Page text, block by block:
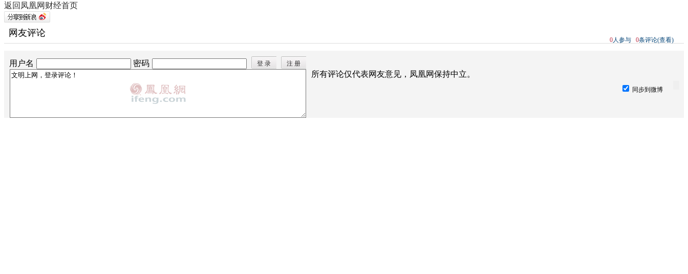
返回凤凰网财经首页
0人参与 0条评论(查看)
网友评论
用户名 密码 登 录 注 册
所有评论仅代表网友意见，凤凰网保持中立。
同步到微博